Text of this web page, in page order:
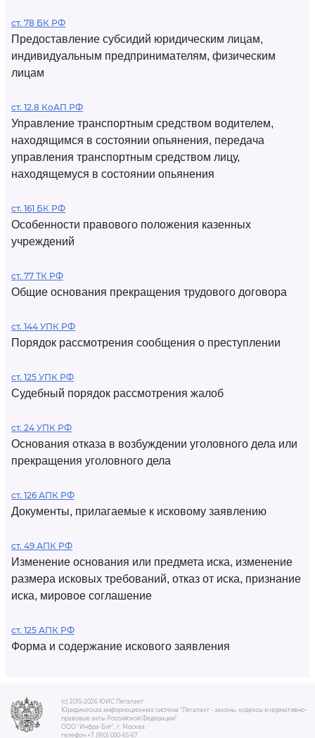
ст. 78 БК РФ
Предоставление субсидий юридическим лицам,
индивидуальным предпринимателям, физическим
лицам
ст. 12.8 КоАП РФ
Управление транспортным средством водителем,
находящимся в состоянии опьянения, передача
управления транспортным средством лицу,
находящемуся в состоянии опьянения
ст. 161 БК РФ
Особенности правового положения казенных
учреждений
ст. 77 ТК РФ
Общие основания прекращения трудового договора
ст. 144 УПК РФ
Порядок рассмотрения сообщения о преступлении
ст. 125 УПК РФ
Судебный порядок рассмотрения жалоб
ст. 24 УПК РФ
Основания отказа в возбуждении уголовного дела или
прекращения уголовного дела
ст. 126 АПК РФ
Документы, прилагаемые к исковому заявлению
ст. 49 АПК РФ
Изменение основания или предмета иска, изменение
размера исковых требований, отказ от иска, признание
иска, мировое соглашение
ст. 125 АПК РФ
Форма и содержание искового заявления
(c) 2015-2026 ЮИС Легалакт
Юридическая информационная система "Легалакт - законы, кодексы и нормативно-
правовые акты Российской Федерации"
ООО "Инфра-Бит", г. Москва.
телефон +7 (910) 050-65-67